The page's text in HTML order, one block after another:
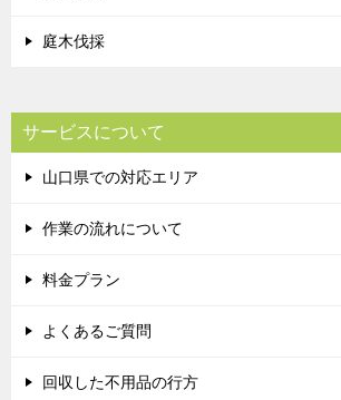
庭木伐採
サービスについて
山口県での対応エリア
作業の流れについて
料金プラン
よくあるご質問
回収した不用品の行方